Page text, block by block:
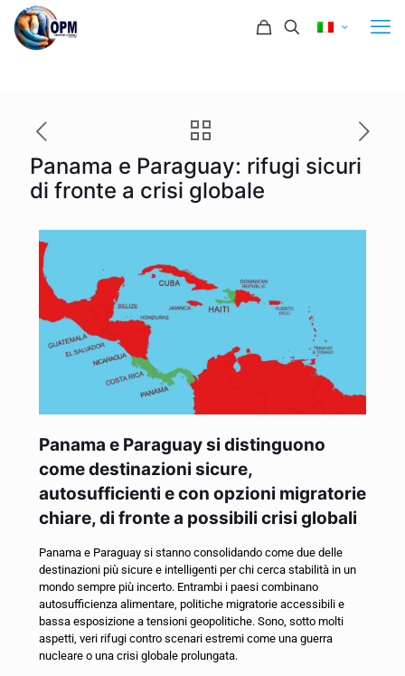
Panama e Paraguay: rifugi sicuri
di fronte a crisi globale
Panama e Paraguay si distinguono
come destinazioni sicure,
autosufficienti e con opzioni migratorie
chiare, di fronte a possibili crisi globali
Panama e Paraguay si stanno consolidando come due delle
destinazioni più sicure e intelligenti per chi cerca stabilità in un
mondo sempre più incerto. Entrambi i paesi combinano
autosufficienza alimentare, politiche migratorie accessibili e
bassa esposizione a tensioni geopolitiche. Sono, sotto molti
aspetti, veri rifugi contro scenari estremi come una guerra
nucleare o una crisi globale prolungata.